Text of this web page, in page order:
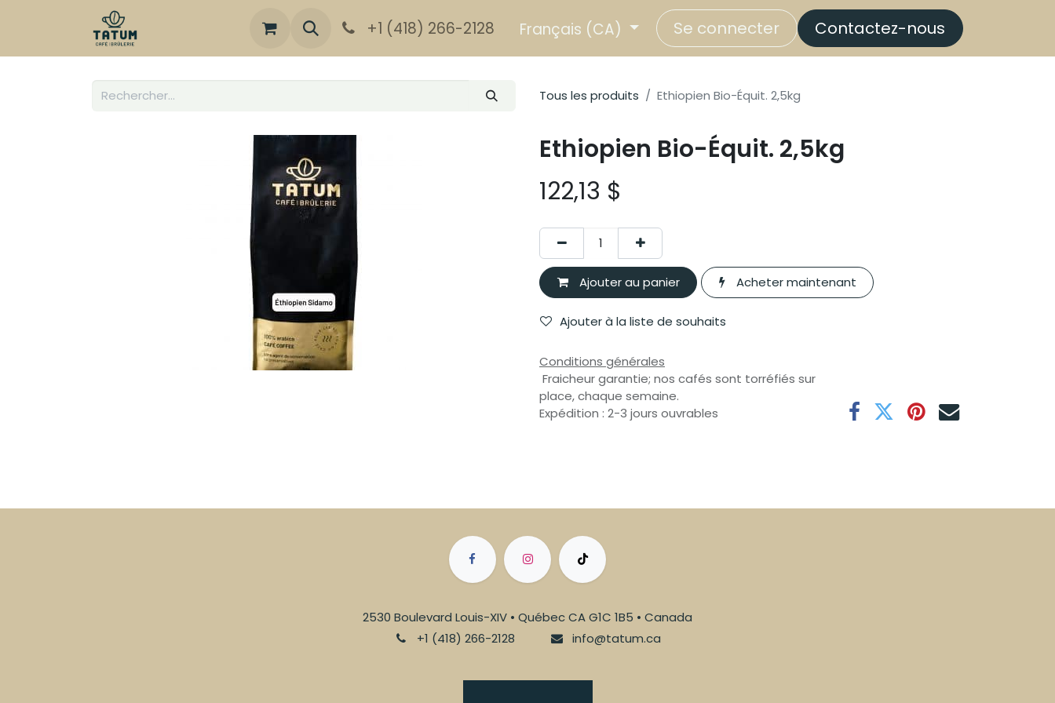
+1 (418) 266-2128 Français (CA) Se connecter Contactez-nous
Tous les produits Ethiopien Bio-Équit. 2,5kg
Ethiopien Bio-Équit. 2,5kg
122,13 $
Ajouter au panier Acheter maintenant
Ajouter à la liste de souhaits
Conditions générales
Fraicheur garantie; nos cafés sont torréfiés sur
place, chaque semaine.
Expédition : 2-3 jours ouvrables
2530 Boulevard Louis-XIV • Québec CA G1C 1B5 • Canada
+1 (418) 266-2128
info@tatum.ca